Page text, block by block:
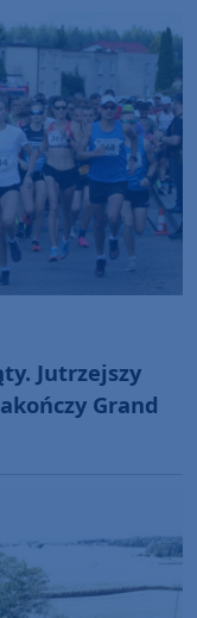
Jutrzejszy
Grand